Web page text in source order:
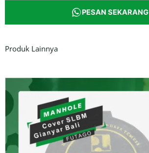
PESAN SEKARANG
Produk Lainnya